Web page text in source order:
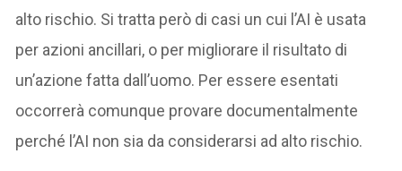
alto rischio. Si tratta però di casi un cui l’AI è usata
per azioni ancillari, o per migliorare il risultato di
un’azione fatta dall’uomo. Per essere esentati
occorrerà comunque provare documentalmente
perché l’AI non sia da considerarsi ad alto rischio.